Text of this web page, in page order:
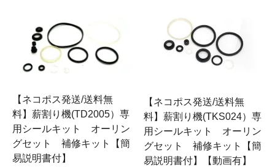
【ネコポス発送/送料無
料】薪割り機(TD2005）専
用シールキット オーリン
グセット 補修キット【簡
易説明書付】
【ネコポス発送/送料無
料】薪割り機(TKS024）専
用シールキット オーリン
グセット 補修キット【簡
易説明書付】【動画有】